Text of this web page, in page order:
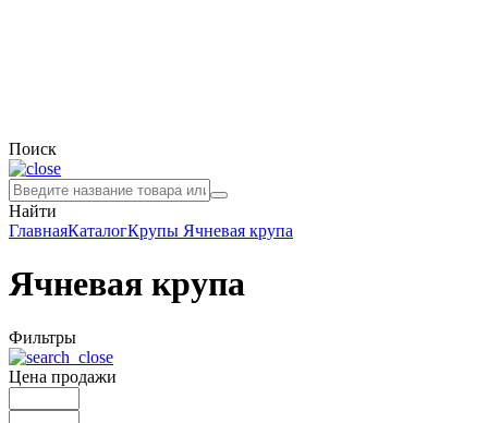
Поиск
Найти
ГлавнаяКаталогКрупы Ячневая крупа
Ячневая крупа
Фильтры
Цена продажи